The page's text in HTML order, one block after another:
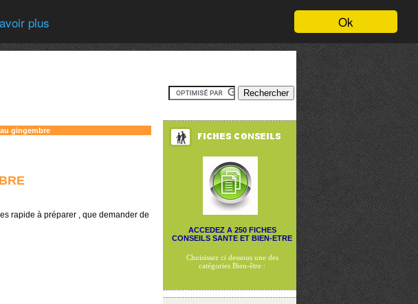
Ok
plus
gingembre
rapide à préparer , que demander de
ACCEDEZ A 250 FICHES
CONSEILS SANTE ET BIEN-ETRE
Choisissez ci dessous une des
catégories Bien-être :